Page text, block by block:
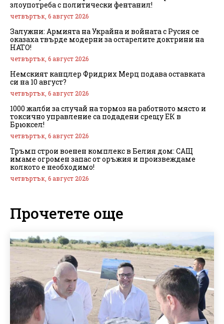
злоупотреба с политически фентанил!
четвъртък, 6 август 2026
Залужни: Армията на Украйна и войната с Русия се
оказаха твърде модерни за остарелите доктрини на
НАТО!
четвъртък, 6 август 2026
Немският канцлер Фридрих Мерц подава оставката
си на 10 август?
четвъртък, 6 август 2026
1000 жалби за случай на тормоз на работното място и
токсично управление са подадени срещу ЕК в
Брюксел!
четвъртък, 6 август 2026
Тръмп строи военен комплекс в Белия дом: САЩ
имаме огромен запас от оръжия и произвеждаме
колкото е необходимо!
четвъртък, 6 август 2026
Прочетете още